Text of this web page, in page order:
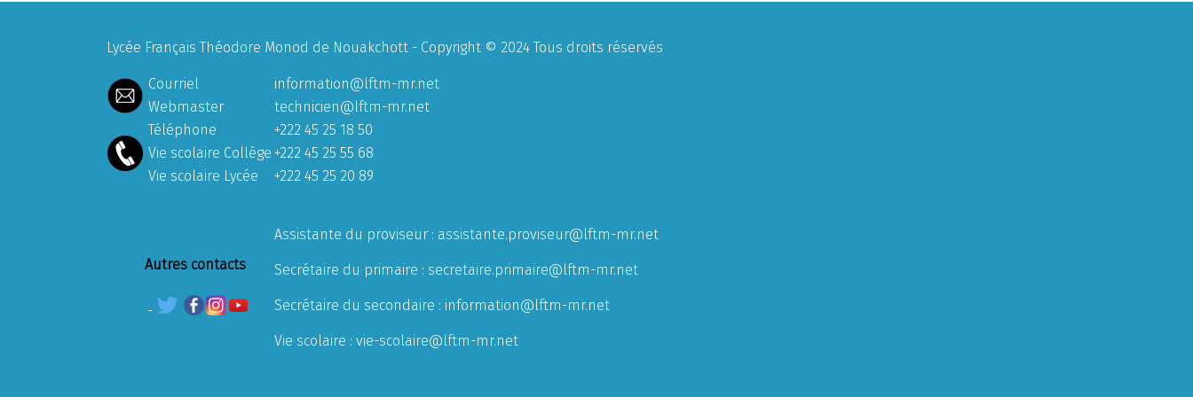
Lycée Français Théodore Monod de Nouakchott - Copyright © 2024 Tous droits réservés
Courriel
information@lftm-mr.net
Webmaster
technicien@lftm-mr.net
Téléphone
+222 45 25 18 50
Vie scolaire Collège +222 45 25 55 68
Vie scolaire Lycée
+222 45 25 20 89
Autres contacts
Assistante du proviseur : assistante.proviseur@lftm-mr.net
Secrétaire du primaire : secretaire.primaire@lftm-mr.net
Secrétaire du secondaire : information@lftm-mr.net
Vie scolaire : vie-scolaire@lftm-mr.net